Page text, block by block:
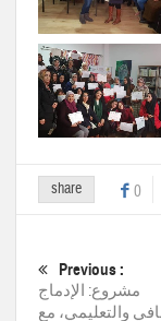
share 0
Previous :
مشروع: الإدماج
والتعليمي، مع